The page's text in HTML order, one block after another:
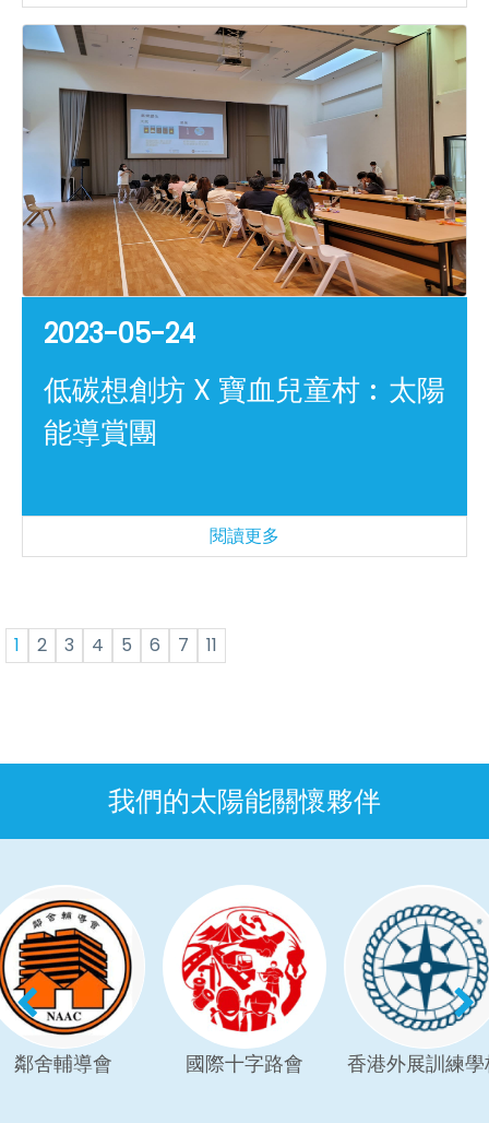
2023-05-24
低碳想創坊 X 寶血兒童村︰太陽
能導賞團
閱讀更多
1 2 3 4 5 6 7 11
我們的太陽能關懷夥伴
鄰舍輔導會 國際十字路會 香港外展訓練